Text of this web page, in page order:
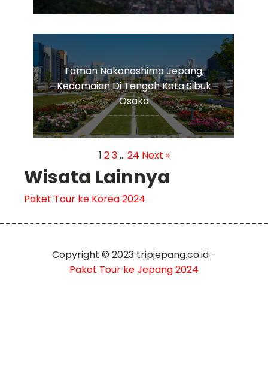
Taman Nakanoshima Jepang,
Kedamaian Di Tengah Kota Sibuk
Osaka
1 23… 24 Next »
Wisata Lainnya
Paket Tour ke Korea 2024
Copyright © 2023 tripjepang.co.id -
Paket Tour ke Jepang 2024